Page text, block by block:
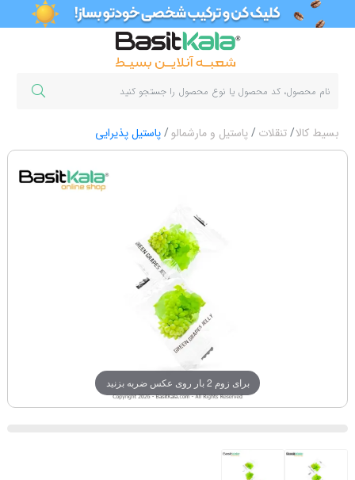
بسیط کالا تنقلات پاستیل و مارشمالو پاستیل پذیرایی
برای زوم 2 بار روی عکس ضربه بزنید